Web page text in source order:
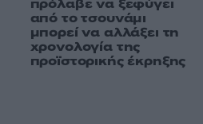
πρόλαβε να ξεφύγει
από το τσουνάμι
μπορεί να αλλάξει τη
χρονολογία της
προϊστορικής έκρηξης